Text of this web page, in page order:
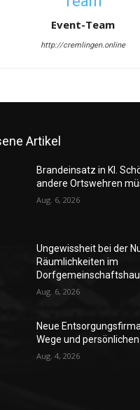
Event-Team
http://cremlingen.online
Artikel
Brandeinsatz in Kl.
andere Ortswehren
Aug. 6, 2026
Ungewissheit bei der
Räumlichkeiten im
Aug. 6, 2026
Neue
Wege und
Aug. 4, 2026